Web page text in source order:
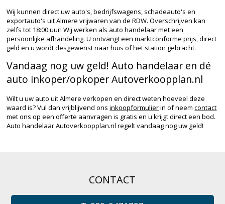
Wij kunnen direct uw auto's, bedrijfswagens, schadeauto's en
exportauto's uit Almere vrijwaren van de RDW. Overschrijven kan
zelfs tot 18:00 uur! Wij werken als auto handelaar met een
persoonlijke afhandeling. U ontvangt een marktconforme prijs, direct
geld en u wordt desgewenst naar huis of het station gebracht.
Vandaag nog uw geld! Auto handelaar en dé
auto inkoper/opkoper Autoverkoopplan.nl
Wilt u uw auto uit Almere verkopen en direct weten hoeveel deze
waard is? Vul dan vrijblijvend onsinkoopformulierin of neemcontact
met ons op een offerte aanvragen is gratis en u krijgt direct een bod.
Auto handelaar Autoverkoopplan.nl regelt vandaag nog uw geld!
CONTACT